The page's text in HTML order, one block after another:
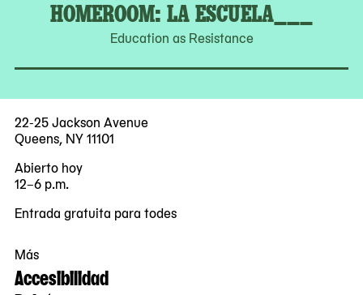
HOMEROOM: LA ESCUELA___
Education as Resistance
22-25 Jackson Avenue
Queens, NY 11101
Abierto hoy
12–6 p.m.
Entrada gratuita para todes
Más
Accesibilidad